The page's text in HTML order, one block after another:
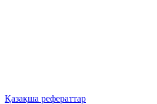
Қазақша рефераттар